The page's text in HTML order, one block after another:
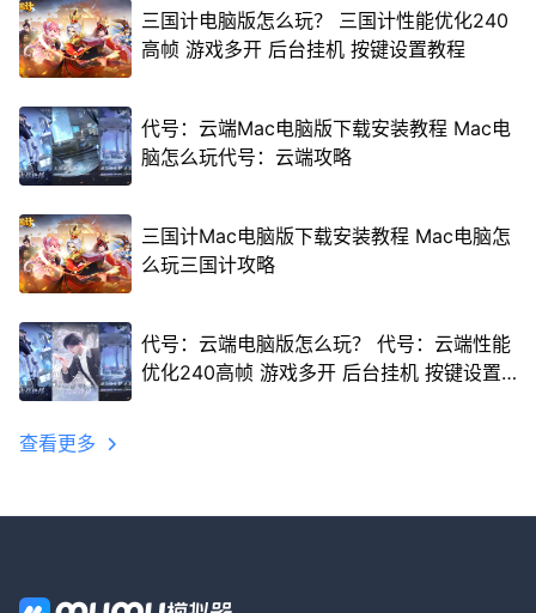
三国计电脑版怎么玩？ 三国计性能优化240
高帧 游戏多开 后台挂机 按键设置教程
代号：云端Mac电脑版下载安装教程 Mac电
脑怎么玩代号：云端攻略
三国计Mac电脑版下载安装教程 Mac电脑怎
么玩三国计攻略
代号：云端电脑版怎么玩？ 代号：云端性能
优化240高帧 游戏多开 后台挂机 按键设置
查看更多